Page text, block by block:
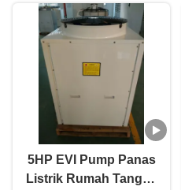
5HP EVI Pump Panas
Listrik Rumah Tangga